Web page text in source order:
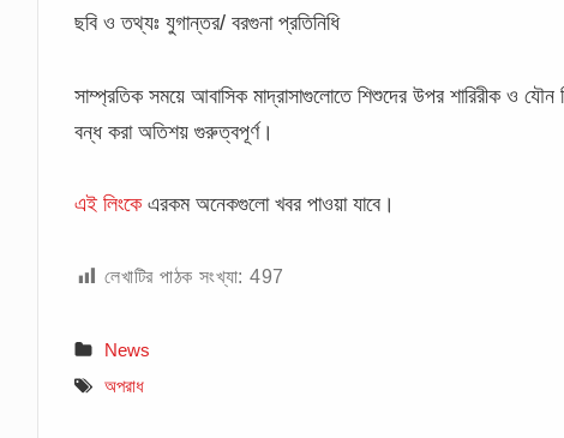
ছবি ও তথ্যঃ যুগান্তর/ বরগুনা প্রতিনিধি
সাম্প্রতিক সময়ে আবাসিক মাদ্রাসাগুলোতে শিশুদের উপর শারিরীক ও
বন্ধ করা অতিশয় গুরুত্বপূর্ণ।
এই লিংকেএরকম অনেকগুলো খবর পাওয়া যাবে।
লেখাটির পাঠক সংখ্যা: 497
News
অপরাধ